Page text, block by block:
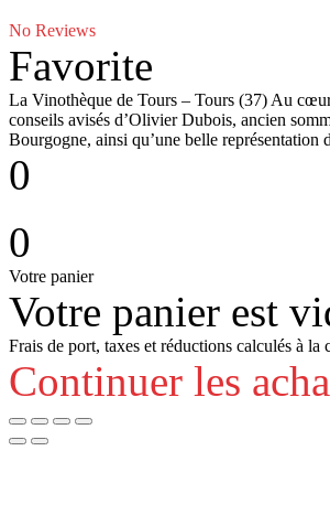
No Reviews
Favorite
La Vinothèque de Tours – Tours (37) Au
conseils avisés d’Olivier Dubois, ancien
Bourgogne, ainsi qu’une belle
0
0
Votre panier
Votre panier est
Frais de port, taxes et réductions calculés à la
Continuer les